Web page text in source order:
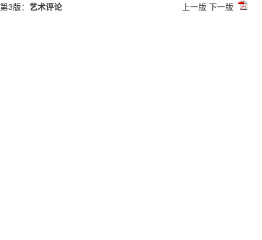
第3版： 艺术评论 上一版 下一版